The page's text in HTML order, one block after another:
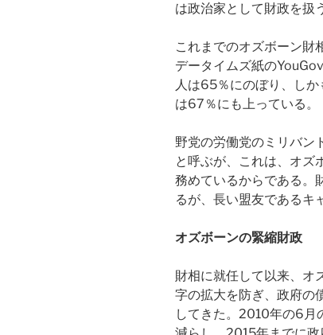
は政治家として財政を扱
これまでのオズボーン財
データイムズ紙の
人は65％にのぼり、し
は67％にも上っている。
野党の労働党のミリバン
と呼ぶが、これは、オズ
務めているからである。
るが、長い盟友であるキ
オズボーンの緊縮財政
財相に就任して以来、オ
字の拡大を防ぎ、政府の
してきた。2010年の6月